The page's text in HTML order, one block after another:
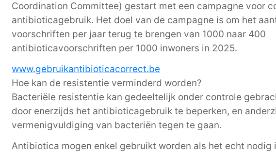
Coordination Committee) gestart met een campagne voor
antibioticagebruik. Het doel van de campagne is om het
voorschriften per jaar terug te brengen van 1000 naar 400
antibioticavoorschriften per 1000 inwoners in 2025.
www.gebruikantibioticacorrect.be
Hoe kan de resistentie verminderd worden?
Bacteriële resistentie kan gedeeltelijk onder controle
door enerzijds het antibioticagebruik te beperken, en
vermenigvuldiging van bacteriën tegen te gaan.
Antibiotica mogen enkel gebruikt worden als het echt nodig